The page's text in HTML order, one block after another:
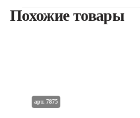
Похожие товары
арт. 7875